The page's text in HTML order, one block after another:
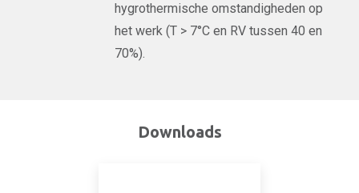
hygrothermische omstandigheden op
het werk (T > 7°C en RV tussen 40 en
70%).
Downloads